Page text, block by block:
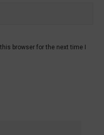
browser for the next time I